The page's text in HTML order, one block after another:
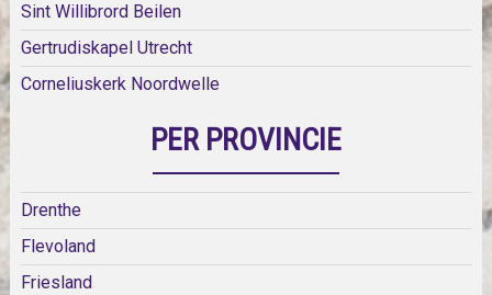
Sint Willibrord Beilen
Gertrudiskapel Utrecht
Corneliuskerk Noordwelle
PER PROVINCIE
Drenthe
Flevoland
Friesland